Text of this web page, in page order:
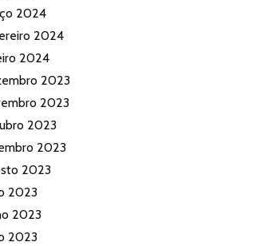
2024
2024
2024
2023
2023
2023
2023
2023
2023
2023
2023